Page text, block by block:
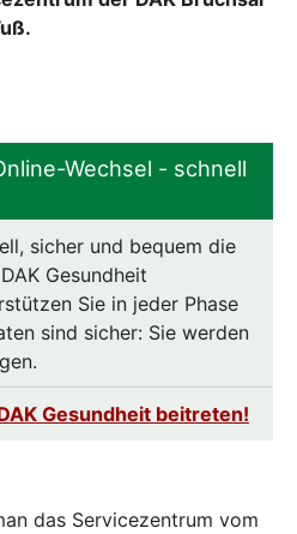
Wechsel - schnell
sicher und bequem die
Gesundheit
Sie in jeder Phase
sind sicher: Sie werden
Gesundheit beitreten!
das Servicezentrum vom